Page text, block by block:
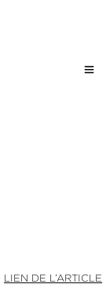
LIEN DE L’ARTICLE